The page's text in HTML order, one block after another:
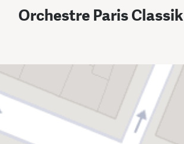
Orchestre Paris Classik